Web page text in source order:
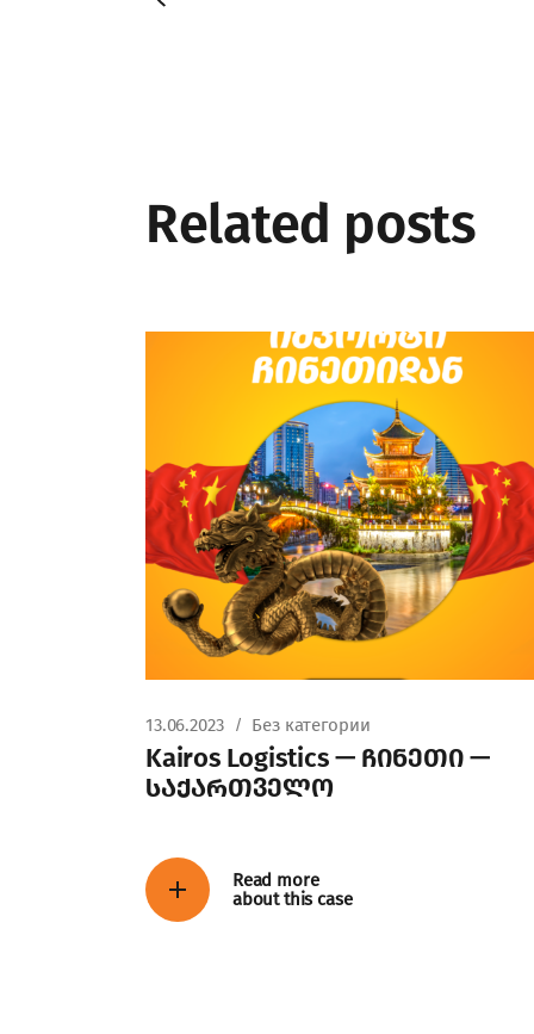
Related posts
13.06.2023 Без категории
Kairos Logistics — ჩინეთი —
საქართველო
Read more
about this case